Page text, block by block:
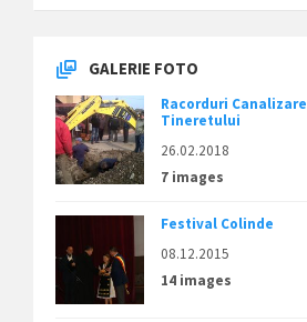
GALERIE FOTO
Racorduri Canalizare
Tineretului
26.02.2018
7 images
Festival Colinde
08.12.2015
14 images